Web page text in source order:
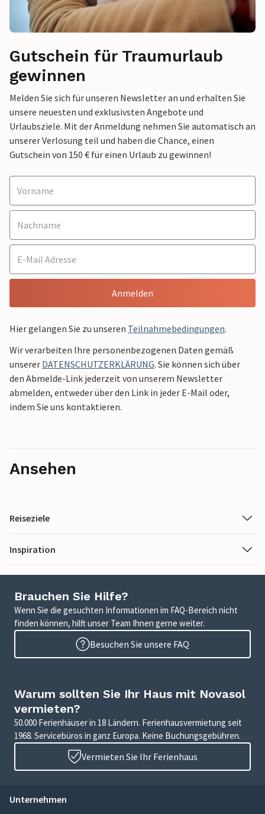
Gutschein für Traumurlaub
gewinnen
Melden Sie sich für unseren Newsletter an und erhalten Sie
unsere neuesten und exklusivsten Angebote und
Urlaubsziele. Mit der Anmeldung nehmen Sie automatisch an
unserer Verlosung teil und haben die Chance, einen
Gutschein von 150 € für einen Urlaub zu gewinnen!
Anmelden
Hier gelangen Sie zu unseren Teilnahmebedingungen.
Wir verarbeiten Ihre personenbezogenen Daten gemäß
unserer DATENSCHUTZERKLÄRUNG. Sie können sich über
den Abmelde-Link jederzeit von unserem Newsletter
abmelden, entweder über den Link in jeder E-Mail oder,
indem Sie uns kontaktieren.
Ansehen
Reiseziele
Inspiration
Brauchen Sie Hilfe?
Wenn Sie die gesuchten Informationen im FAQ-Bereich nicht
finden können, hilft unser Team Ihnen gerne weiter.
Besuchen Sie unsere FAQ
Warum sollten Sie Ihr Haus mit Novasol
vermieten?
50.000 Ferienhäuser in 18 Ländern. Ferienhausvermietung seit
1968. Servicebüros in ganz Europa. Keine Buchungsgebühren.
Vermieten Sie Ihr Ferienhaus
Unternehmen